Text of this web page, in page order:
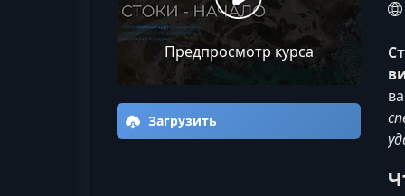
Предпросмотр курса
Загрузить